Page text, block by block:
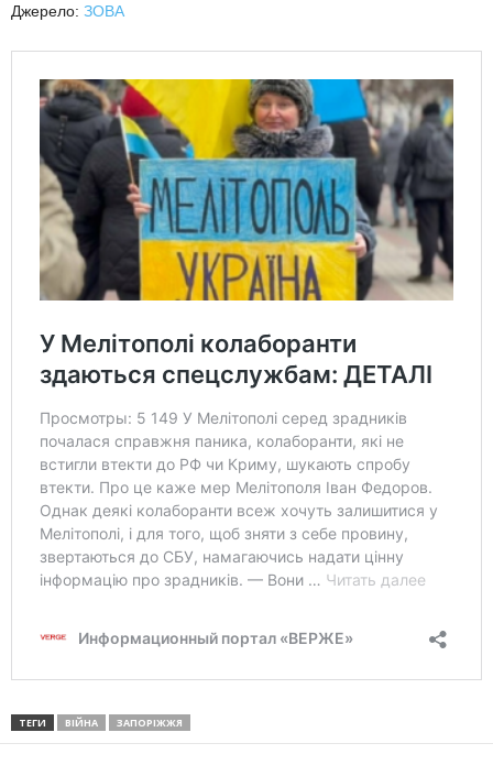
Джерело: ЗОВА
ТЕГИ ВІЙНА ЗАПОРІЖЖЯ